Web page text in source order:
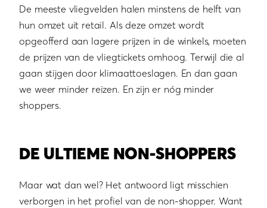
De meeste vliegvelden halen minstens de helft van
hun omzet uit retail. Als deze omzet wordt
opgeofferd aan lagere prijzen in de winkels, moeten
de prijzen van de vliegtickets omhoog. Terwijl die al
gaan stijgen door klimaattoeslagen. En dan gaan
we weer minder reizen. En zijn er nóg minder
shoppers.
DE ULTIEME NON-SHOPPERS
Maar wat dan wel? Het antwoord ligt misschien
verborgen in het profiel van de non-shopper. Want